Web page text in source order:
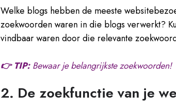
Welke blogs hebben de meeste
zoekwoorden waren in die blogs verwerkt?
vindbaar waren door die relevante
👉 TIP:Bewaar je belangrijkste zoekwoorden!
2. De zoekfunctie van je